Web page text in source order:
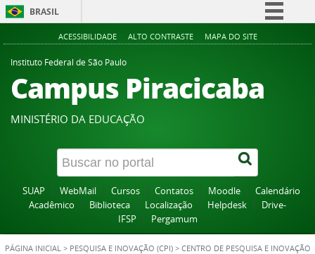
BRASIL
Simplifique!
Participe
Acesso à informação
Canais
ACESSIBILIDADE ALTO CONTRASTE MAPA DO SITE
Instituto Federal de São Paulo
Campus Piracicaba
MINISTÉRIO DA EDUCAÇÃO
SUAP WebMail Cursos Contatos Moodle
Calendário
Acadêmico
Biblioteca Localização Helpdesk
Drive-
IFSP
Pergamum
PÁGINA INICIAL > PESQUISA E INOVAÇÃO (CPI) > CENTRO DE PESQUISA E INOVAÇÃO